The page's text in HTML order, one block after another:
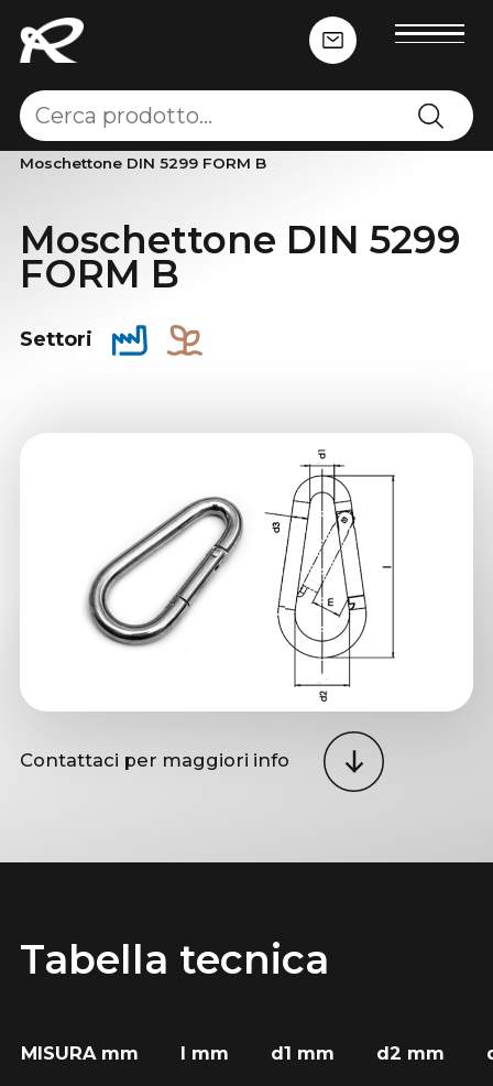
Home - Accessori per fune - Moschettoni -
Moschettone DIN 5299 FORM B
Moschettone DIN 5299
FORM B
Settori
Contattaci per maggiori info
Tabella tecnica
MISURA mm l mm d1 mm d2 mm